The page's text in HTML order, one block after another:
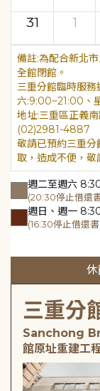
31
1
為配合新北
全館閉館。
三重分館臨時服
六:9:00~21:00、
地址:三重區正義
(02)2981-4887
敬請已預約三重
取，造成不便，敬
週二至週六
(20:30停止借還
週日、週一
(16:30停止借還書
三重分
Sanchong
館原址重建工